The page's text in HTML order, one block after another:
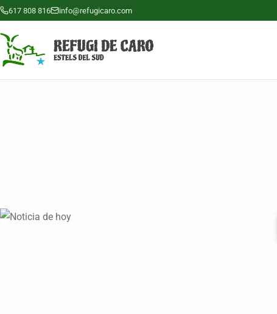
617 808 816 info@refugicaro.com